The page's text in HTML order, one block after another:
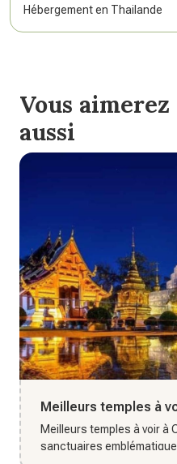
Hébergement en Thailande
Vous
aussi
Meilleurs temples à
Meilleurs temples à voir à
sanctuaires